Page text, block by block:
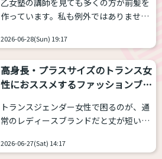
性：短い(12.5〜17.5mm)
声帯の厚
性：薄め・軽め
男性：長い・広い
女性：短い・狭い
基本周...
乙女塾の講師を見ても多くの方が前髪を
作っています。私も例外ではありませ
方が初心者のうちにやりがちなのが、セ
ンター分けの髪型です。 しかし、この髪
型難易度SSS級です。 「眉骨」、「平た
いおでこ」、「産毛の少ない生え際」と
眉骨の手術をしたり、おでこが丸い方は
開放されて？前髪なしの髪型を作って楽
しんでいる方もいらっしゃいます） た
だ、全員がそうした方が良いかというと
2026-06-28(Sun) 19:17
高身長・プラスサイズのトランス女
性におススメするファッションブラ
トランスジェンダー女性で困るのが、通
常のレディースブランドだと丈が短い、
と思います。 そこで、高身長・プラスサ
2026-06-27(Sat) 14:17